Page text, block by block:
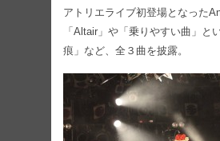
アトリエライブ初登場となった
「Altair」や「乗りやすい曲」と
痕」など、全３曲を披露。